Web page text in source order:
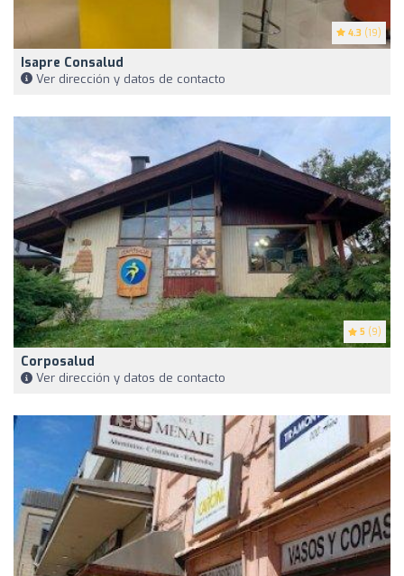
4.3 (19)
Isapre Consalud
Ver dirección y datos de contacto
5 (9)
Corposalud
Ver dirección y datos de contacto